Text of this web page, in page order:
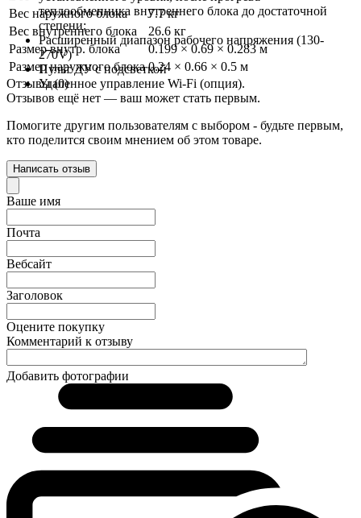
теплообменника внутреннего блока до достаточной
степени;
Расширенный диапазон рабочего напряжения (130-
270V)
Пульт ДУ с подсветкой
Удаленное управление Wi-Fi (опция).
Вес наружного блока
7.7 кг
Вес внутреннего блока
26.6 кг
Размер внутр. блока
0.199 × 0.69 × 0.283 м
Размер наружного блока 0.24 × 0.66 × 0.5 м
Отзывы (0)
Отзывов ещё нет — ваш может стать первым.
Помогите другим пользователям с выбором - будьте первым,
кто поделится своим мнением об этом товаре.
Написать отзыв
Ваше имя
Почта
Вебсайт
Заголовок
Оцените покупку
Комментарий к отзыву
Добавить фотографии